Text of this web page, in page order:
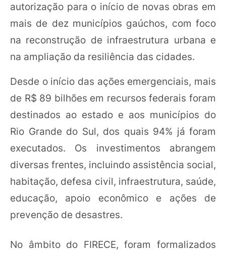
autorização para o início de novas obras em
mais de dez municípios gaúchos, com foco
na reconstrução de infraestrutura urbana e
na ampliação da resiliência das cidades.
Desde o início das ações emergenciais, mais
de R$ 89 bilhões em recursos federais foram
destinados ao estado e aos municípios do
Rio Grande do Sul, dos quais 94% já foram
executados. Os investimentos abrangem
diversas frentes, incluindo assistência social,
habitação, defesa civil, infraestrutura, saúde,
educação, apoio econômico e ações de
prevenção de desastres.
No âmbito do FIRECE, foram formalizados